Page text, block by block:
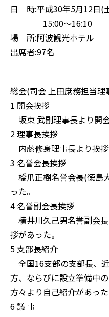
日 時:平成30年5月12日(
15:00～16:10
場 所:阿波観光ホテル
出席者:97名
総会(司会 上田庶務担当理
1 開会挨拶
坂東 武副理事長より開
2 理事長挨拶
内藤修身理事長より挨拶
3 名誉会長挨拶
橋爪正樹名誉会長(徳島
った。
4 名誉副会長挨拶
横井川久己男名誉副会
拶があった。
5 支部長紹介
全国16支部の支部長、
方、ならびに設立準備中
方々より自己紹介があった
6 議 事